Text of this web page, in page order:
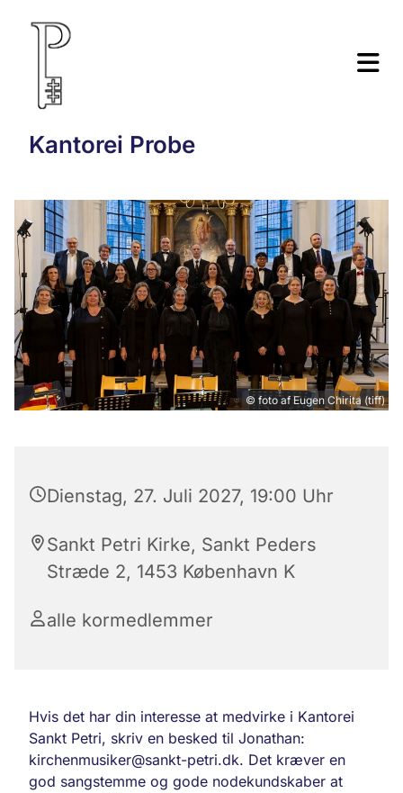
Kantorei Probe
© foto af Eugen Chirita (tiff)
Dienstag, 27. Juli 2027, 19:00 Uhr
Sankt Petri Kirke, Sankt Peders
Stræde 2, 1453 København K
alle kormedlemmer
Hvis det har din interesse at medvirke i Kantorei
Sankt Petri, skriv en besked til Jonathan:
kirchenmusiker@sankt-petri.dk. Det kræver en
god sangstemme og gode nodekundskaber at